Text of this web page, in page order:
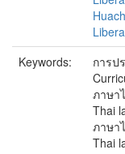
Keywords:
การป
ภาษา
Thai
ภาษา
Thai